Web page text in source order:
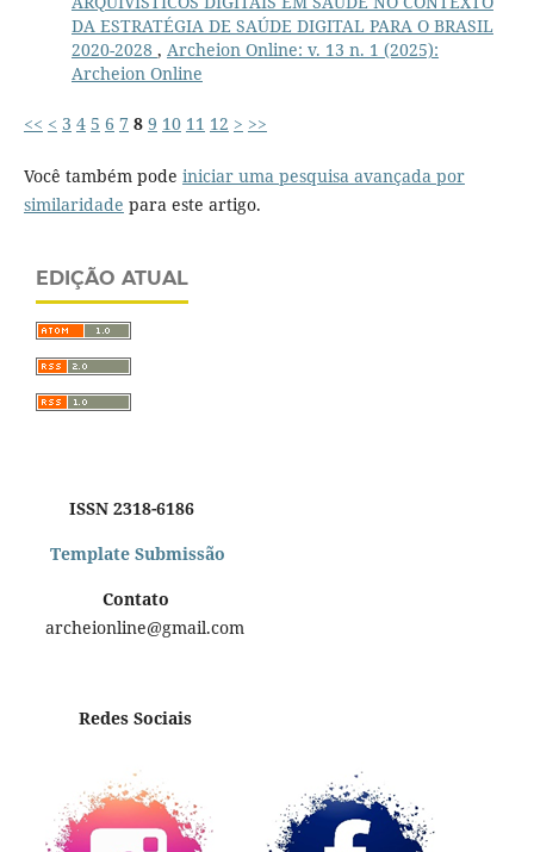
DA ESTRATÉGIA DE SAÚDE DIGITAL PARA O BRASIL
2020-2028 , Archeion Online: v. 13 n. 1 (2025):
Archeion Online
<< < 3 4 5 6 7 8 9 10 11 12 > >>
Você também pode iniciar uma pesquisa avançada por
similaridade para este artigo.
EDIÇÃO ATUAL
ISSN 2318-6186
Template Submissão
Contato
archeionline@gmail.com
Redes Sociais